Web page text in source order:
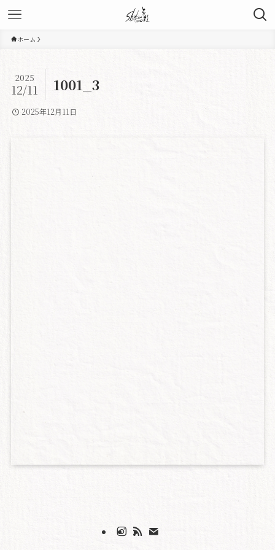
ホーム
1001_3
2025
12/11
2025年12月11日